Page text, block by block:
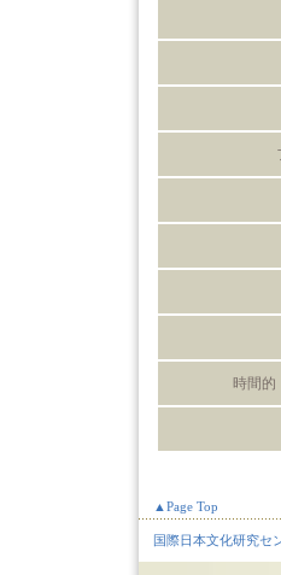
時間的
▲Page Top
国際日本文化研究セ